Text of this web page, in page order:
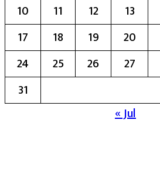
10
11 12 13
17
18 19 20
24
25 26 27
31
« Jul